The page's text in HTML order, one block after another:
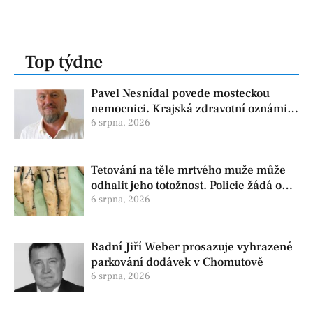
Top týdne
Pavel Nesnídal povede mosteckou
nemocnici. Krajská zdravotní oznámila
změnu ve vedení
6 srpna, 2026
Tetování na těle mrtvého muže může
odhalit jeho totožnost. Policie žádá o
pomoc
6 srpna, 2026
Radní Jiří Weber prosazuje vyhrazené
parkování dodávek v Chomutově
6 srpna, 2026